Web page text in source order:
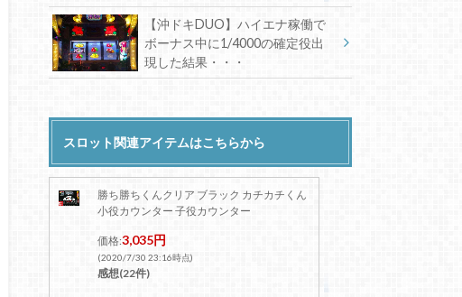
【沖ドキDUO】ハイエナ稼働で
ボーナス中に1/4000の確定役出
現した結果・・・
スロット関連アイテムはこちらから
勝ち勝ちくんクリア ブラック カチカチくん
小役カウンター 子役カウンター
価格:3,035円
(2020/7/30 23:16時点)
感想(22件)